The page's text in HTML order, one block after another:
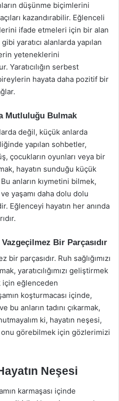
düşünme biçimlerini
kazandırabilir. Eğlenceli
ifade etmeleri için bir alan
yaratıcı alanlarda yapılan
yeteneklerini
Yaratıcılığın serbest
bireylerin hayata daha pozitif bir
Mutluluğu Bulmak
değil, küçük anlarda
yapılan sohbetler,
çocukların oyunları veya bir
hayatın sunduğu küçük
anların kıymetini bilmek,
ve yaşamı daha dolu dolu
Eğlenceyi hayatın her anında
Bir Parçasıdır
parçasıdır. Ruh sağlığımızı
yaratıcılığımızı geliştirmek
için eğlenceden
koşturmacası içinde,
bu anların tadını çıkarmak,
ki, hayatın neşesi,
görebilmek için gözlerimizi
Neşesi
karmaşası içinde